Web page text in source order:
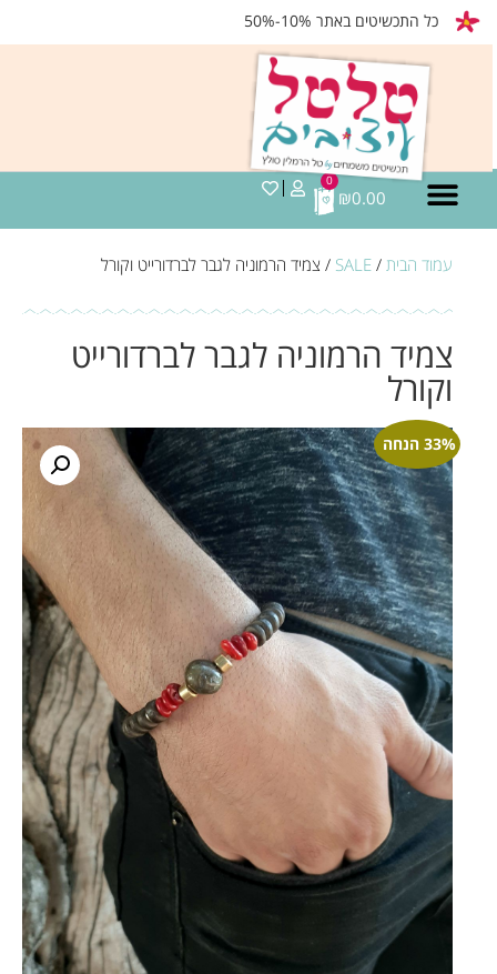
כל התכשיטים באתר 10%-50%
₪0.00
0
עמוד הבית/
SALE/ צמיד הרמוניה לגבר לברדורייט וקורל
צמיד הרמוניה לגבר לברדורייט
וקורל
33% הנחה